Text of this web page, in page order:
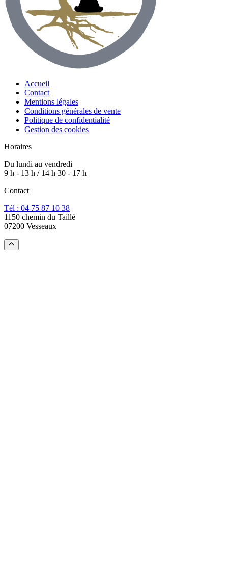
Accueil
Contact
Mentions légales
Conditions générales de vente
Politique de confidentialité
Gestion des cookies
Horaires
Du lundi au vendredi
9 h - 13 h / 14 h 30 - 17 h
Contact
Tél : 04 75 87 10 38
1150 chemin du Taillé
07200 Vesseaux